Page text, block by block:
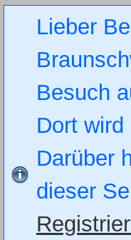
Lieber
Besuch
Dort
Darüber
dieser